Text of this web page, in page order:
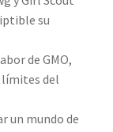
su
de GMO,
límites del
un mundo de